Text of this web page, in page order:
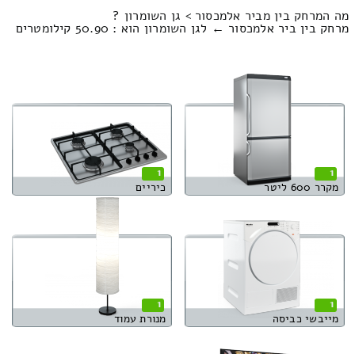
מה המרחק בין מביר אלמכסור > גן השומרון ?
מרחק בין ביר אלמכסור ← לגן השומרון הוא : 50.90 קילומטרים
1
מקרר 600 ליטר
1
כיריים
1
מייבשי כביסה
1
מנורת עמוד